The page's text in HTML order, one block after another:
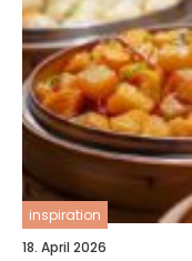
inspiration
18. April 2026